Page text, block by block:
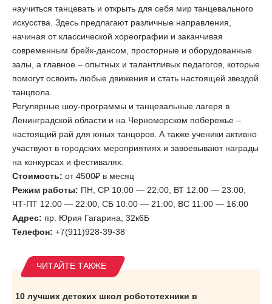
научиться танцевать и открыть для себя мир танцевального
искусства. Здесь предлагают различные направления,
начиная от классической хореографии и заканчивая
современным брейк-дансом, просторные и оборудованные
залы, а главное – опытных и талантливых педагогов, которые
помогут освоить любые движения и стать настоящей звездой
танцпола.
Регулярные шоу-программы и танцевальные лагеря в
Ленинградской области и на Черноморском побережье –
настоящий рай для юных танцоров. А также ученики активно
участвуют в городских мероприятиях и завоевывают награды
на конкурсах и фестивалях.
Стоимость: от 4500₽ в месяц
Режим работы: ПН, СР 10:00 — 22:00, ВТ 12:00 — 23:00;
ЧТ-ПТ 12:00 — 22:00; СБ 10:00 — 21:00; ВС 11:00 — 16:00
Адрес: пр. Юрия Гагарина, 32к6Б
Телефон: +7(911)928-39-38
10 лучших детских школ робототехники в